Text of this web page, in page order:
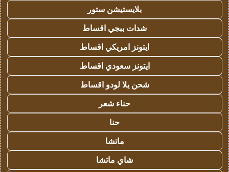
بلايستيشن ستور
شدات ببجي اقساط
ايتونز امريكي اقساط
ايتونز سعودي اقساط
شحن يلا لودو اقساط
حناء شعر
حنا
ماتشا
شاي ماتشا